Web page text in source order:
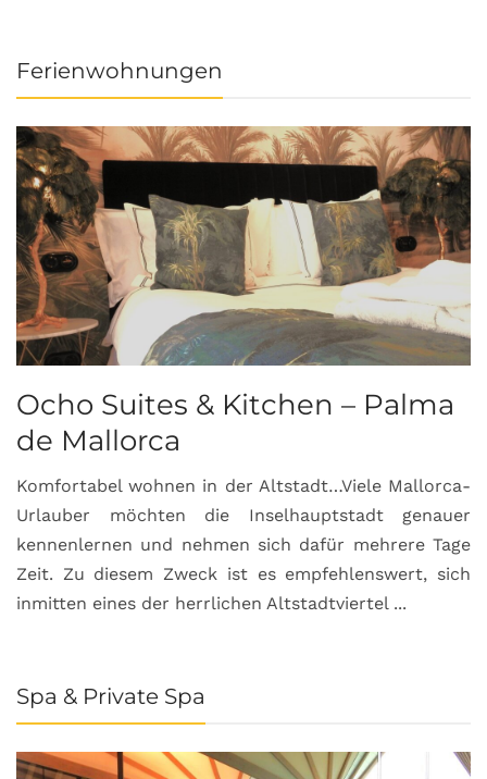
Ferienwohnungen
Ocho Suites & Kitchen – Palma
de Mallorca
Komfortabel wohnen in der Altstadt…Viele Mallorca-
Urlauber möchten die Inselhauptstadt genauer
kennenlernen und nehmen sich dafür mehrere Tage
Zeit. Zu diesem Zweck ist es empfehlenswert, sich
inmitten eines der herrlichen Altstadtviertel ...
Spa & Private Spa